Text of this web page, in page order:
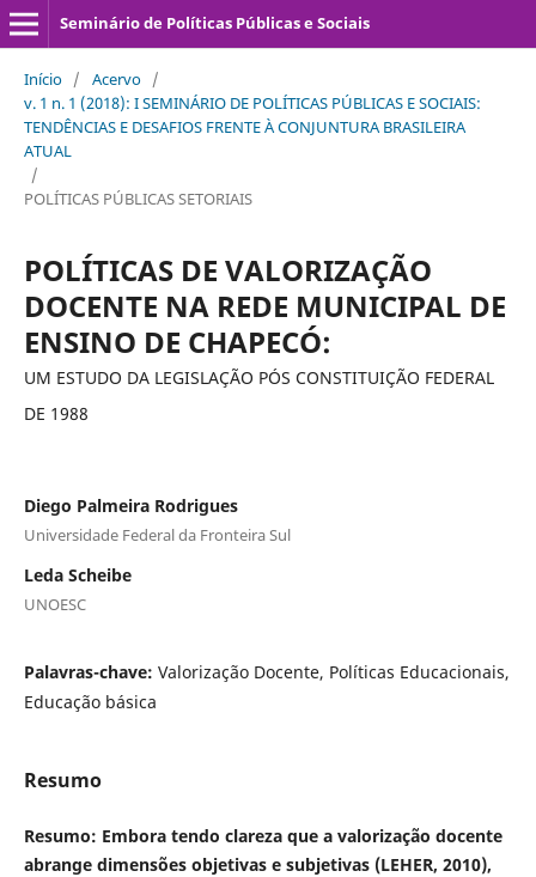
Seminário de Políticas Públicas e Sociais
Início / Acervo /
v. 1 n. 1 (2018): I SEMINÁRIO DE POLÍTICAS PÚBLICAS E SOCIAIS:
TENDÊNCIAS E DESAFIOS FRENTE À CONJUNTURA BRASILEIRA
ATUAL
/
POLÍTICAS PÚBLICAS SETORIAIS
POLÍTICAS DE VALORIZAÇÃO
DOCENTE NA REDE MUNICIPAL DE
ENSINO DE CHAPECÓ:
UM ESTUDO DA LEGISLAÇÃO PÓS CONSTITUIÇÃO FEDERAL
DE 1988
Diego Palmeira Rodrigues
Universidade Federal da Fronteira Sul
Leda Scheibe
UNOESC
Palavras-chave: Valorização Docente, Políticas Educacionais,
Educação básica
Resumo
Resumo: Embora tendo clareza que a valorização docente
abrange dimensões objetivas e subjetivas (LEHER, 2010),